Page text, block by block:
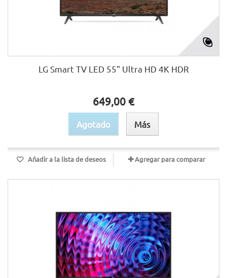
LG Smart TV LED 55" Ultra HD 4K HDR
649,00 €
Agotado Más
Añadir a la lista de deseos Agregar para comparar